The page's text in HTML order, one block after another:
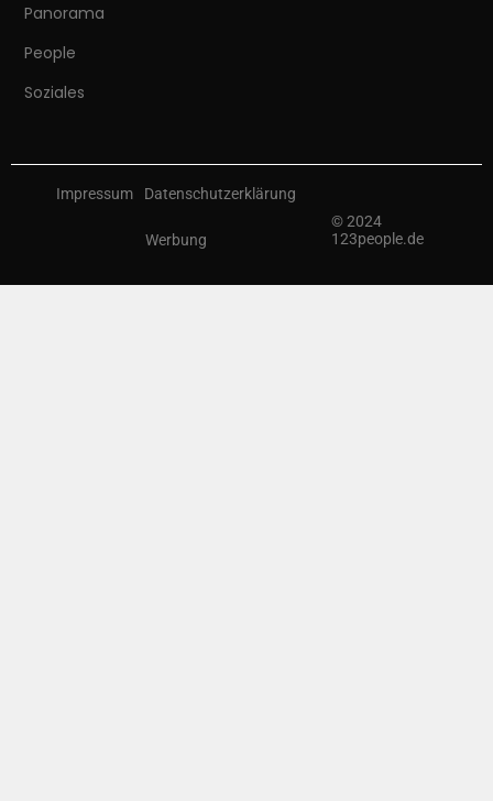
Panorama
People
Soziales
© 2024
123people.de
Impressum Datenschutzerklärung
Werbung